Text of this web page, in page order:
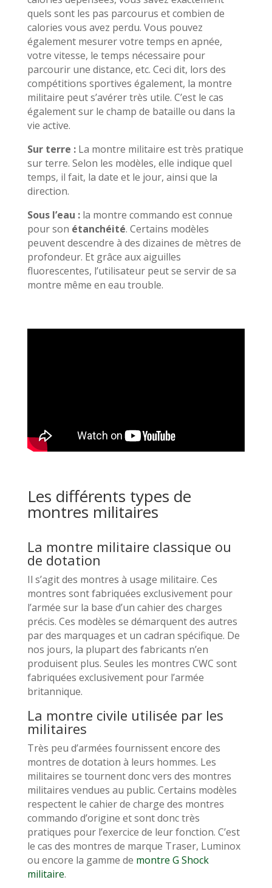
quels sont les pas parcourus et combien de
calories vous avez perdu. Vous pouvez
également mesurer votre temps en apnée,
votre vitesse, le temps nécessaire pour
parcourir une distance, etc. Ceci dit, lors des
compétitions sportives également, la montre
militaire peut s’avérer très utile. C’est le cas
également sur le champ de bataille ou dans la
vie active.
Sur terre :La montre militaire est très pratique
sur terre. Selon les modèles, elle indique quel
temps, il fait, la date et le jour, ainsi que la
direction.
Sous l’eau :la montre commando est connue
pour son étanchéité. Certains modèles
peuvent descendre à des dizaines de mètres de
profondeur. Et grâce aux aiguilles
fluorescentes, l’utilisateur peut se servir de sa
montre même en eau trouble.
Les différents types de
montres militaires
La montre militaire classique ou
de dotation
Il s’agit des montres à usage militaire. Ces
montres sont fabriquées exclusivement pour
l’armée sur la base d’un cahier des charges
précis. Ces modèles se démarquent des autres
par des marquages et un cadran spécifique. De
nos jours, la plupart des fabricants n’en
produisent plus. Seules les montres CWC sont
fabriquées exclusivement pour l’armée
britannique.
La montre civile utilisée par les
militaires
Très peu d’armées fournissent encore des
montres de dotation à leurs hommes. Les
militaires se tournent donc vers des montres
militaires vendues au public. Certains modèles
respectent le cahier de charge des montres
commando d’origine et sont donc très
pratiques pour l’exercice de leur fonction. C’est
le cas des montres de marque Traser, Luminox
ou encore la gamme de montre G Shock
militaire.